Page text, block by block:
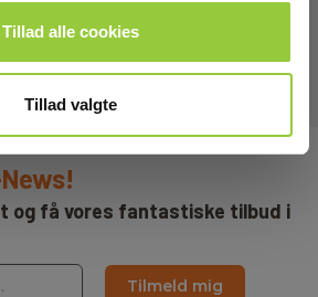
Tillad alle cookies
Tillad valgte
og få vores fantastiske tilbud i
Tilmeld mig